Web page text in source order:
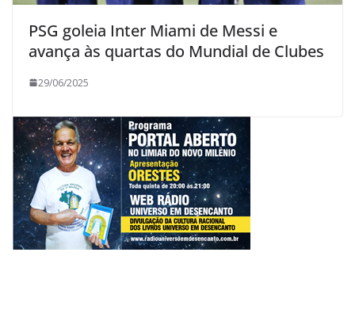
PSG goleia Inter Miami de Messi e
avança às quartas do Mundial de Clubes
29/06/2025